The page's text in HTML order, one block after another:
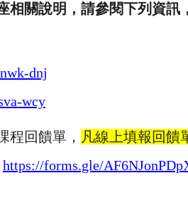
相關說明，請參閱下列資訊
dnj
wcy
程回饋單， 凡線上填報回饋
https://forms.gle/